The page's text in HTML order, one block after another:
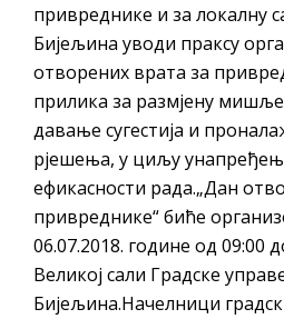
привреднике и за локалну
Бијељина уводи праксу
отворених врата за
прилика за размјену
давањe сугестија и
рјешења, у циљу
ефикасности рада.„Дан
привреднике“ биће
06.07.2018. године од 09:00
Великој сали Градске
Бијељина.Начелници